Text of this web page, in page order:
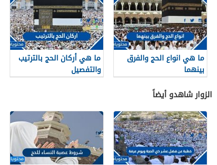
ما هي انواع الحج والفرق
بينهما
ما هي أركان الحج بالترتيب
والتفصيل
الزوار شاهدو أيضاً